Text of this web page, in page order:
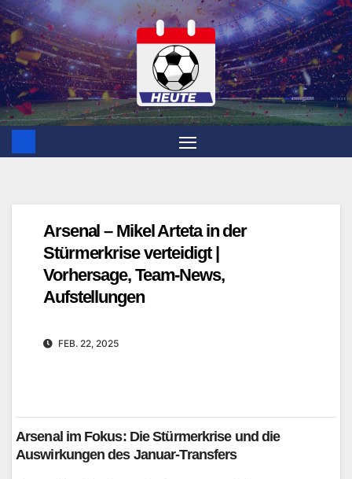
Zum
Inhalt
springen
Arsenal – Mikel Arteta in der
Stürmerkrise verteidigt |
Vorhersage, Team-News,
Aufstellungen
FEB. 22, 2025
Arsenal im Fokus: Die Stürmerkrise und die
Auswirkungen des Januar-Transfers